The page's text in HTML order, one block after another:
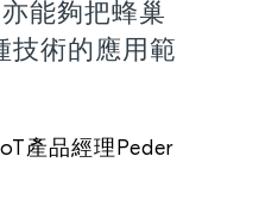
能夠把蜂巢
技術的應用範
產品經理Peder